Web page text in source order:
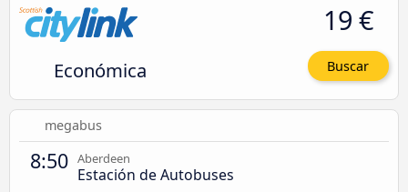
Económica
19 €
Buscar
megabus
8:50 Aberdeen
Estación de Autobuses